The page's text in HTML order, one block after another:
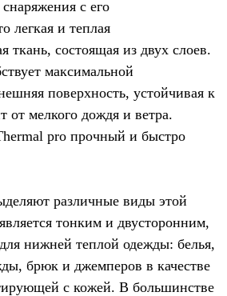
с его
легкая и теплая
ткань, состоящая из двух слоев.
максимальной
поверхность, устойчивая к
от мелкого дождя и ветра.
pro прочный и быстро
различные виды этой
тонким и двусторонним,
нижней теплой одежды: белья,
брюк и джемперов в качестве
с кожей. В большинстве